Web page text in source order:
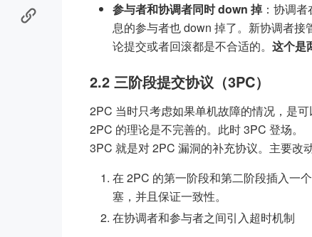
参与者和协调者同时 down 掉：协调者
息的参与者也 down 掉了。新协调者
论提交或者回滚都是不合适的。 这个是
2.2 三阶段提交协议（3PC）
2PC 当时只考虑如果单机故障的情况，是
2PC 的理论是不完善的。此时 3PC 登场。
3PC 就是对 2PC 漏洞的补充协议。主要改
在 2PC 的第一阶段和第二阶段插入一
塞，并且保证一致性。
在协调者和参与者之间引入超时机制